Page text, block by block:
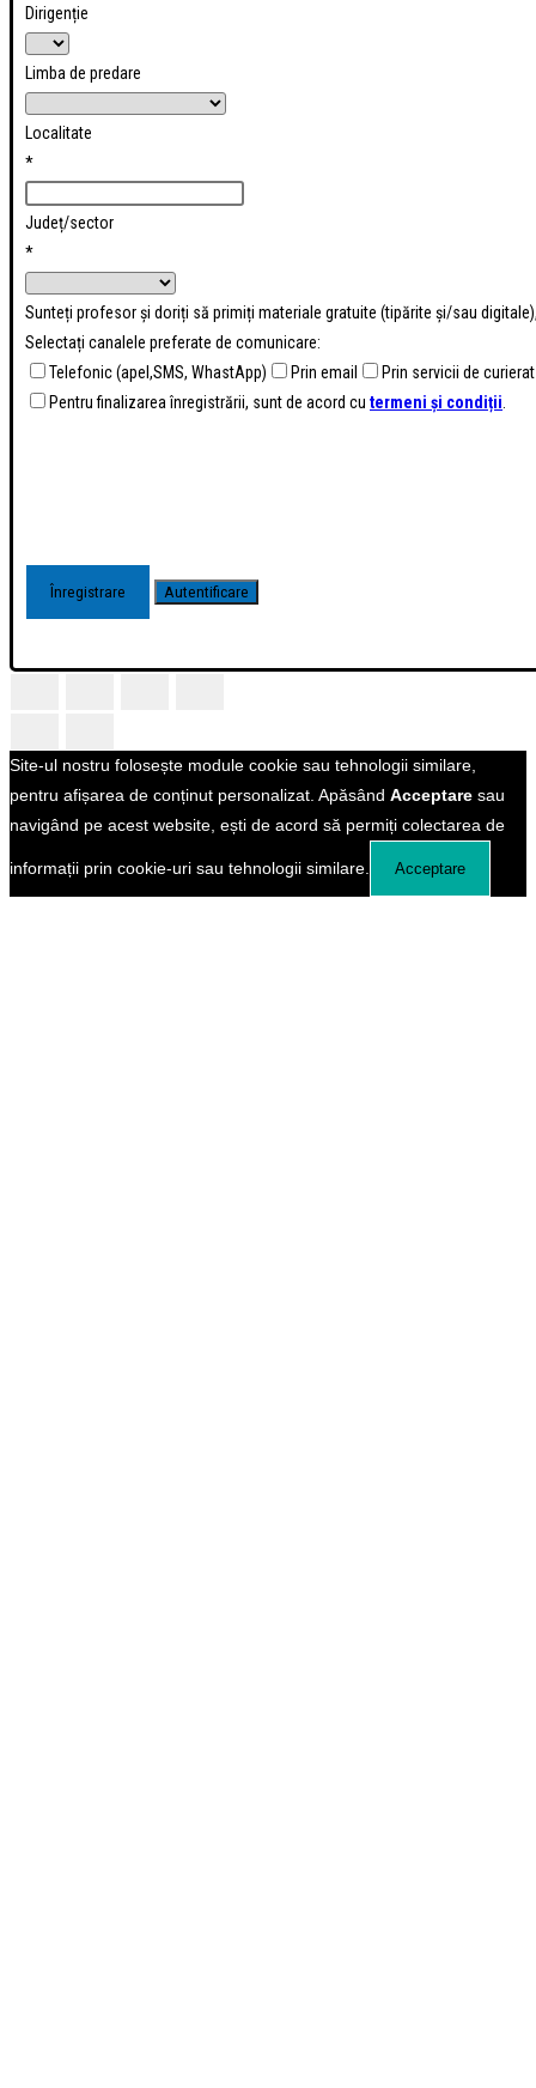
Dirigenție
Limba de predare
Localitate
*
Județ/sector
*
Sunteți profesor și doriți să primiți materiale gratuite (tipărite și/sau
Selectați canalele preferate de comunicare:
Telefonic (apel,SMS, WhastApp)
Prin email
Prin servicii de curierat
Pentru finalizarea înregistrării, sunt de acord cu termeni și condiții
Site-ul nostru folosește module cookie sau tehnologii similare,
pentru afișarea de conținut personalizat. Apăsând Acceptare sau
navigând pe acest website, ești de acord să permiți colectarea de
informații prin cookie-uri sau tehnologii similare. Acceptare